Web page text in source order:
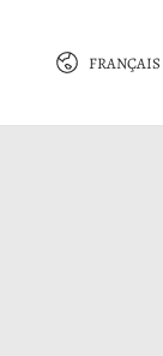
Langue
FRANÇAIS